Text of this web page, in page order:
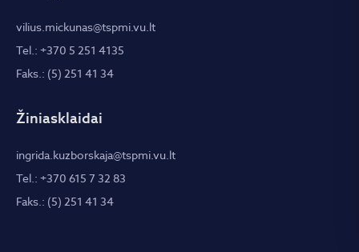
vilius.mickunas@tspmi.vu.lt
Tel.: +370 5 251 4135
Faks.: (5) 251 41 34
Žiniasklaidai
ingrida.kuzborskaja@tspmi.vu.lt
Tel.: +370 615 7 32 83
Faks.: (5) 251 41 34